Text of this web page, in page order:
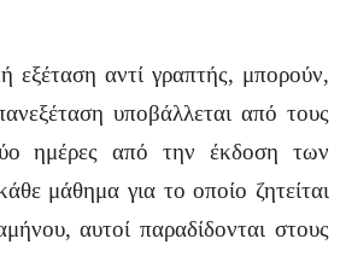
εξέταση αντί γραπτής, μπορούν,
υποβάλλεται από τους
ημέρες από την έκδοση των
μάθημα για το οποίο ζητείται
αυτοί παραδίδονται στους